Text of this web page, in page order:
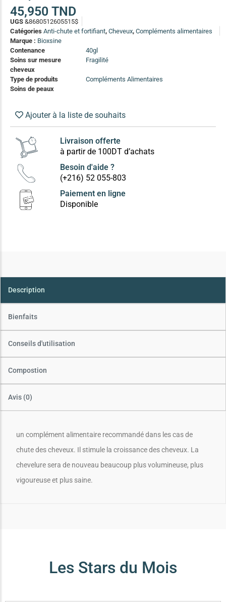
(13)
Soin anti-pelliculaire
Soin pointes cassantes et fourchues
Soins Solaires Ciblés
Pour chaque type de peau, une solution
Soins cibés adultes
Soins ciblé enfants / adolescent (5-18 ans)
Soins ciblés famille(4)
Box à
45,950 TND
UGS &8680512605515$
Catégories Anti-chute et fortifiant, Cheveux, Compléments alimentaires
Marque : Bioxsine
Contenance
40gl
Soins sur mesure
cheveux
Fragilité
Type de produits
Compléments Alimentaires
Soins de peaux
Ajouter à la liste de souhaits
Livraison offerte
à partir de 100DT d’achats
Besoin d'aide ?
(+216) 52 055-803
Paiement en ligne
Disponible
Compostion
Conseils d'utilisation
Bienfaits
Description
Avis (0)
un complément alimentaire recommandé dans les cas de
chute des cheveux. Il stimule la croissance des cheveux. La
chevelure sera de nouveau beaucoup plus volumineuse, plus
vigoureuse et plus saine.
Les Stars du Mois